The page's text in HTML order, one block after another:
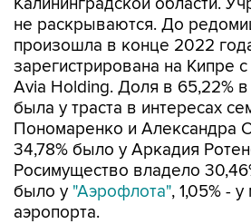
не раскрываются. До
произошла в конце 2022
зарегистрирована на Кипре
Avia Holding. Доля в 65,22%
была у траста в интересах
Пономаренко и Александра
34,78% было у Аркадия
Росимущество владело
было у "Аэрофлота", 1,05% -
аэропорта.